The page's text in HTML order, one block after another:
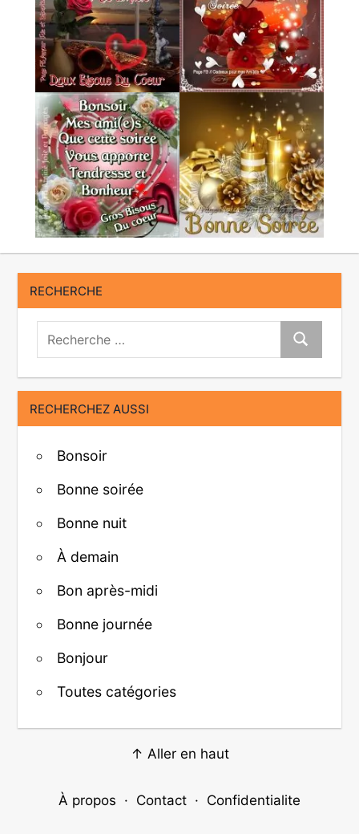
RECHERCHE
Recherche:
Recherche
RECHERCHEZ AUSSI
Bonsoir
Bonne soirée
Bonne nuit
À demain
Bon après-midi
Bonne journée
Bonjour
Toutes catégories
↑ Aller en haut
À propos · Contact · Confidentialite